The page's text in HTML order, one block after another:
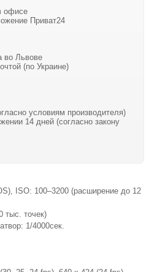
офисе
Приват24
во Львове
(по Украине)
условиям производителя)
14 дней (согласно закону
ISO: 100–3200 (расширение до 12
тыс. точек)
1/4000сек.